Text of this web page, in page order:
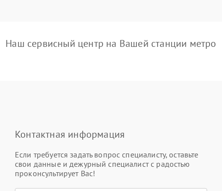
Наш сервисный центр на Вашей станции метро
Контактная информация
Если требуется задать вопрос специалисту, оставьте
свои данные и дежурный специалист с радостью
проконсультирует Вас!